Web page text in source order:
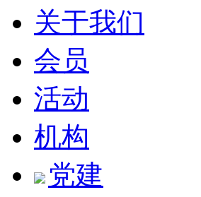
关于我们
会员
活动
机构
党建